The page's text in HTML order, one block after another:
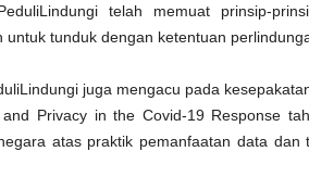
telah memuat prinsip-
untuk tunduk dengan ketentuan
juga mengacu pada
Privacy in the Covid-19 Response
atas praktik pemanfaatan data dan